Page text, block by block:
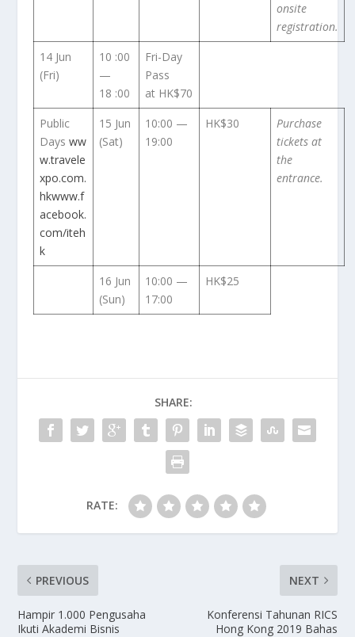
onsite
registration.
14 Jun
(Fri)
10 :00
—
18 :00
Fri-Day
Pass
at HK$70
Public
Daysww
w.travele
xpo.com.
hkwww.f
acebook.
com/iteh
k
15 Jun
(Sat)
10:00 —
19:00
HK$30
Purchase
tickets at
the
entrance.
16 Jun
(Sun)
10:00 —
17:00
HK$25
SHARE:
RATE:
PREVIOUS
Hampir 1.000 Pengusaha
Ikuti Akademi Bisnis
NEXT
Konferensi Tahunan RICS
Hong Kong 2019 Bahas